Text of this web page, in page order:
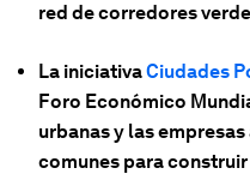
red de corredores
La iniciativaCiudades
Foro Económico
urbanas y las
comunes para